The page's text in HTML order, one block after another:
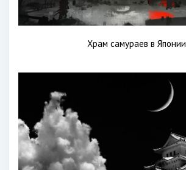
Храм самураев в Японии